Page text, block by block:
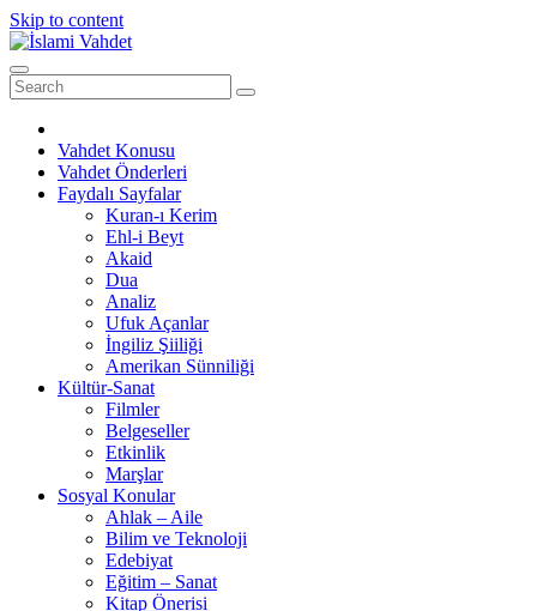
Skip to content
Vahdet Konusu
Vahdet Önderleri
Faydalı Sayfalar
Kuran-ı Kerim
Ehl-i Beyt
Akaid
Dua
Analiz
Ufuk Açanlar
İngiliz Şiiliği
Amerikan Sünniliği
Kültür-Sanat
Filmler
Belgeseller
Etkinlik
Marşlar
Sosyal Konular
Ahlak – Aile
Bilim ve Teknoloji
Edebiyat
Eğitim – Sanat
Kitap Önerisi